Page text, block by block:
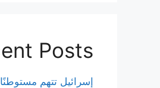
Posts
إسرائيل تتهم